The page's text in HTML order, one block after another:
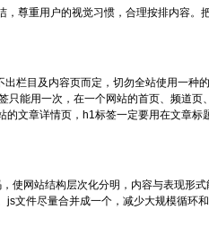
尊重用户的视觉习惯，合理按排内容。
目及内容页而定，切勿全站使用一种
只能用一次，在一个网站的首页、频道
的文章详情页，h1标签一定要用在文章
网站结构层次化分明，内容与表现形式
js文件尽量合并成一个，减少大规模循环